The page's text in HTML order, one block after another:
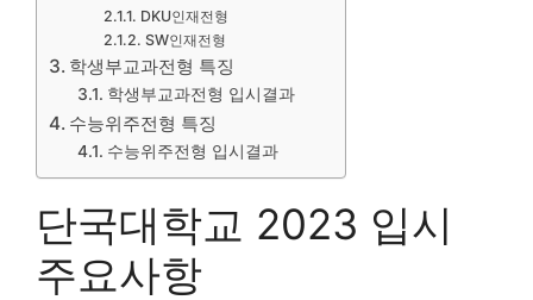
DKU인재전형
SW인재전형
학생부교과전형 특징
학생부교과전형 입시결과
수능위주전형 특징
수능위주전형 입시결과
단국대학교 2023 입시
주요사항